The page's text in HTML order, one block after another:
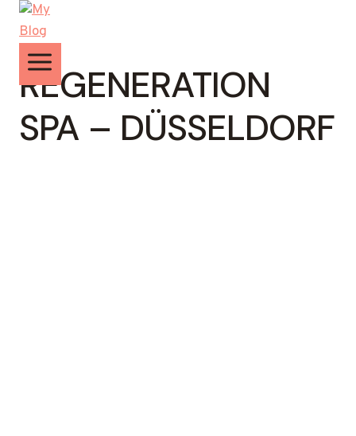
Zum
Inhalt
springen
REGENERATION
SPA – DÜSSELDORF